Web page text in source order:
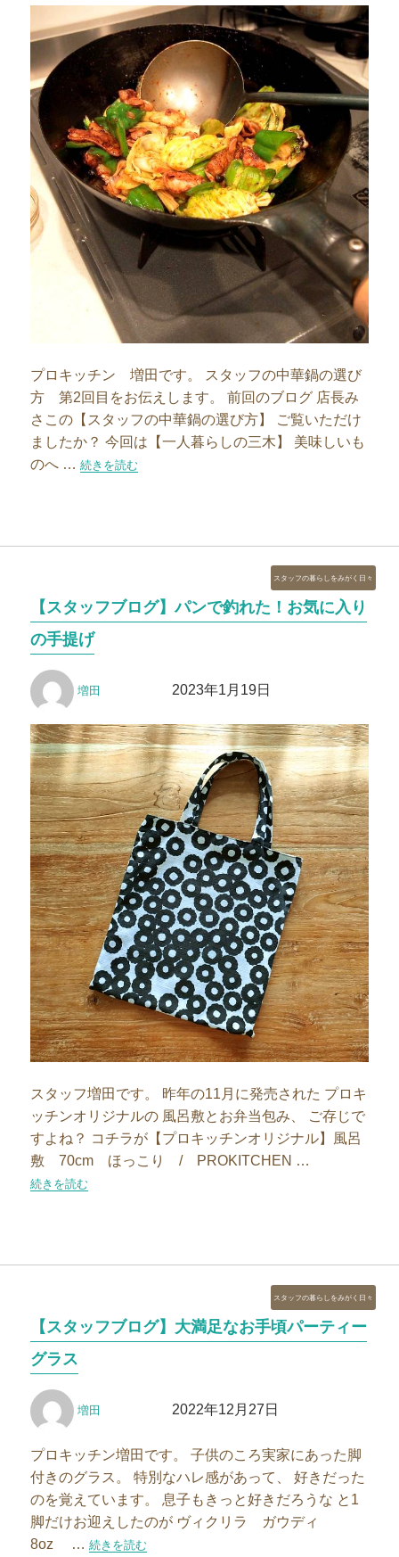
プロキッチン 増田です。 スタッフの中華鍋の選び
方 第2回目をお伝えします。 前回のブログ 店長み
さこの【スタッフの中華鍋の選び方】 ご覧いただけ
ましたか？ 今回は【一人暮らしの三木】 美味しいも
のへ …“【スタッフブログ】スタッフの中華鍋の選び方2″の
続きを読む
【スタッフブログ】パンで釣れた！お気に入り
の手提げ
稿増田 2023年1月19日
カ
テ
ゴ
スタッフの暮らしをみがく日々
スタッフ増田です。 昨年の11月に発売された プロキ
ッチンオリジナルの 風呂敷とお弁当包み、 ご存じで
すよね？ コチラが【プロキッチンオリジナル】風呂
敷 70cm ほっこり / PROKITCHEN …
“【スタッフブログ】パンで釣れた！お気に入りの手提げ”の
続きを読む
【スタッフブログ】大満足なお手頃パーティー
グラス
稿増田 2022年12月27日
カ
テ
ゴ
スタッフの暮らしをみがく日々
プロキッチン増田です。 子供のころ実家にあった脚
付きのグラス。 特別なハレ感があって、 好きだった
のを覚えています。 息子もきっと好きだろうな と1
脚だけお迎えしたのが ヴィクリラ ガウディ
8oz …“【スタッフブログ】大満足なお手頃パーティーグラス”の
続きを読む